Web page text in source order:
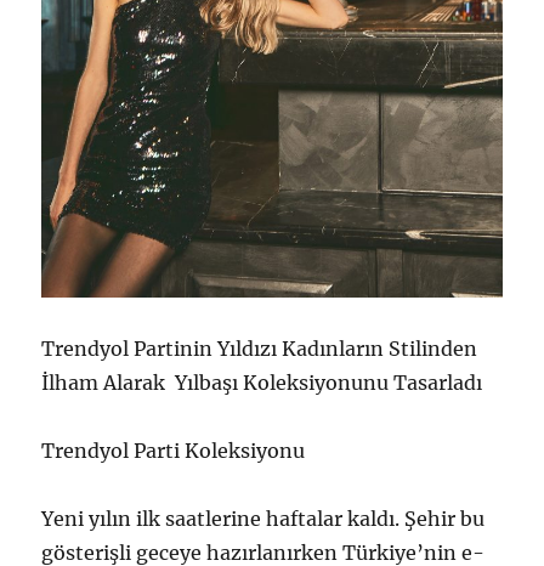
Trendyol Partinin Yıldızı Kadınların Stilinden
İlham Alarak Yılbaşı Koleksiyonunu Tasarladı
Trendyol Parti Koleksiyonu
Yeni yılın ilk saatlerine haftalar kaldı. Şehir bu
gösterişli geceye hazırlanırken Türkiye’nin e-